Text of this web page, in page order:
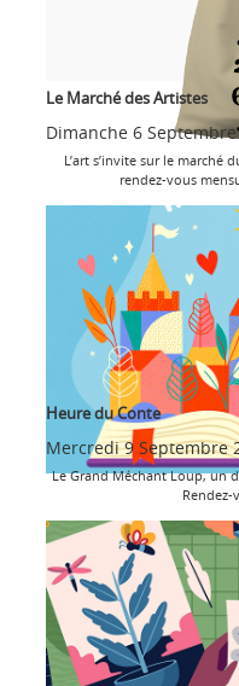
Le Marché des Artistes
Dimanche 6
L’art s’invite sur le
rendez-vous
Heure du Conte
Mercredi 9 Septembre
Le Grand Méchant Loup, un
Rendez-